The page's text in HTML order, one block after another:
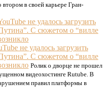
в своей карьере Гран-
не удалось загрузить
С сюжетом о “вилле
Ролик о дворце не прошел
видеохостинге Rutube. В
правил платформы в